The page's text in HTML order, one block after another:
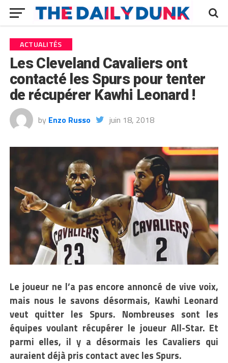
ACTUALITÉS
Les Cleveland Cavaliers ont
contacté les Spurs pour tenter
de récupérer Kawhi Leonard !
by Enzo Russo juin 18, 2018
Le joueur ne l’a pas encore annoncé de vive voix,
mais nous le savons désormais, Kawhi Leonard
veut quitter les Spurs. Nombreuses sont les
équipes voulant récupérer le joueur All-Star. Et
parmi elles, il y a désormais les Cavaliers qui
auraient déjà pris contact avec les Spurs.